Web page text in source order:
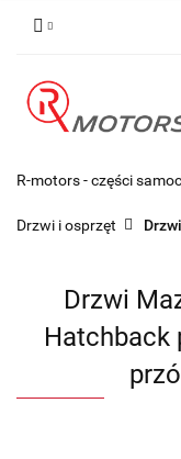
R-motors - części
Drzwi i osprzęt Drzwi
Drzwi
Hatchback